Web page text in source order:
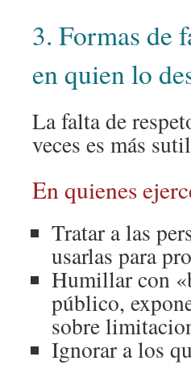
3. Formas de
en quien lo
La falta de
veces es más
En quienes
Tratar a las
usarlas para
Humillar con
público,
sobre
Ignorar a los